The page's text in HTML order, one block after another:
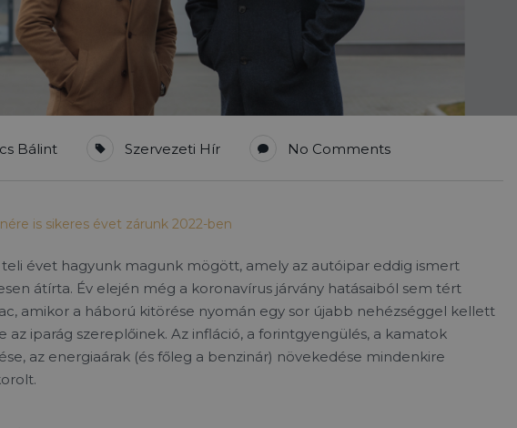
Bálint Szervezeti Hír No Comments
is sikeres évet zárunk 2022-ben
teli évet hagyunk magunk mögött, amely az autóipar eddig ismert
átírta. Év elején még a koronavírus járvány hatásaiból sem tért
amikor a háború kitörése nyomán egy sor újabb nehézséggel kellett
az iparág szereplőinek. Az infláció, a forintgyengülés, a kamatok
az energiaárak (és főleg a benzinár) növekedése mindenkire